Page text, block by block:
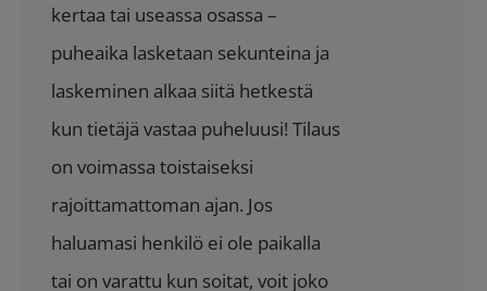
kertaa tai useassa osassa –
puheaika lasketaan sekunteina ja
laskeminen alkaa siitä hetkestä
kun tietäjä vastaa puheluusi! Tilaus
on voimassa toistaiseksi
rajoittamattoman ajan. Jos
haluamasi henkilö ei ole paikalla
tai on varattu kun soitat, voit joko